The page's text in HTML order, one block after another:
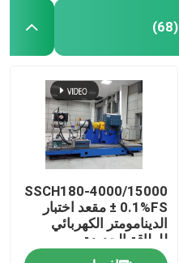
(68)
SSCH180-4000/15000
± 0.1%FS مقعد اختبار
الدينامومتر الكهربائي
للطاقة الجديدة